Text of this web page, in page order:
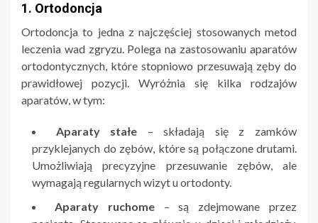
1. Ortodoncja
Ortodoncja to jedna z najczęściej stosowanych metod
leczenia wad zgryzu. Polega na zastosowaniu aparatów
ortodontycznych, które stopniowo przesuwają zęby do
prawidłowej pozycji. Wyróżnia się kilka rodzajów
aparatów, w tym:
Aparaty stałe – składają się z zamków
przyklejanych do zębów, które są połączone drutami.
Umożliwiają precyzyjne przesuwanie zębów, ale
wymagają regularnych wizyt u ortodonty.
Aparaty ruchome– są zdejmowane przez